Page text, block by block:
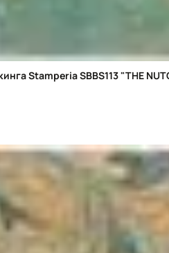
Stamperia SBBS113 "THE